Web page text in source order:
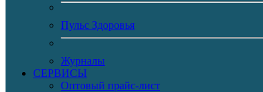
Пульс Здоровья
Журналы
CЕРВИСЫ
Оптовый прайс-лист